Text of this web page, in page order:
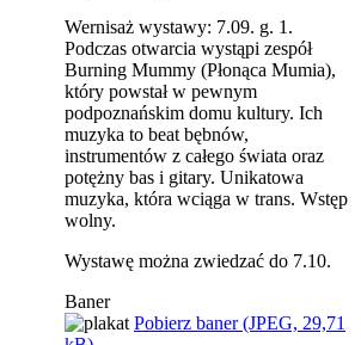
Wernisaż wystawy: 7.09. g. 1.
Podczas otwarcia wystąpi zespół
Burning Mummy (Płonąca Mumia),
który powstał w pewnym
podpoznańskim domu kultury. Ich
muzyka to beat bębnów,
instrumentów z całego świata oraz
potężny bas i gitary. Unikatowa
muzyka, która wciąga w trans. Wstęp
wolny.
Wystawę można zwiedzać do 7.10.
Baner
Pobierz baner (JPEG, 29,71